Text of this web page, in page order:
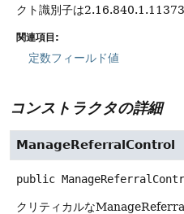
クト識別子は
関連項目:
定数フィールド値
コンストラクタの詳細
ManageReferralControl
public
クリティカルな